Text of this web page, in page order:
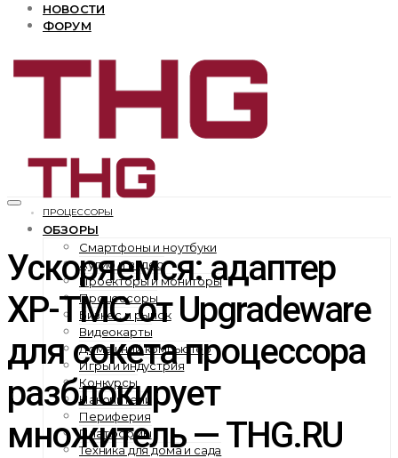
НОВОСТИ
ФОРУМ
ОБЗОРЫ
Смартфоны и ноутбуки
Аудио и видео
Проекторы и мониторы
Процессоры
Бизнес и рынок
Видеокарты
Домашний компьютер
Игры и индустрия
Конкурсы
Накопители
Периферия
Платформы
Техника для дома и сада
ПРОЦЕССОРЫ
Ускоряемся: адаптер
XP-TMC от Upgradeware
для сокета процессора
разблокирует
множитель — THG.RU